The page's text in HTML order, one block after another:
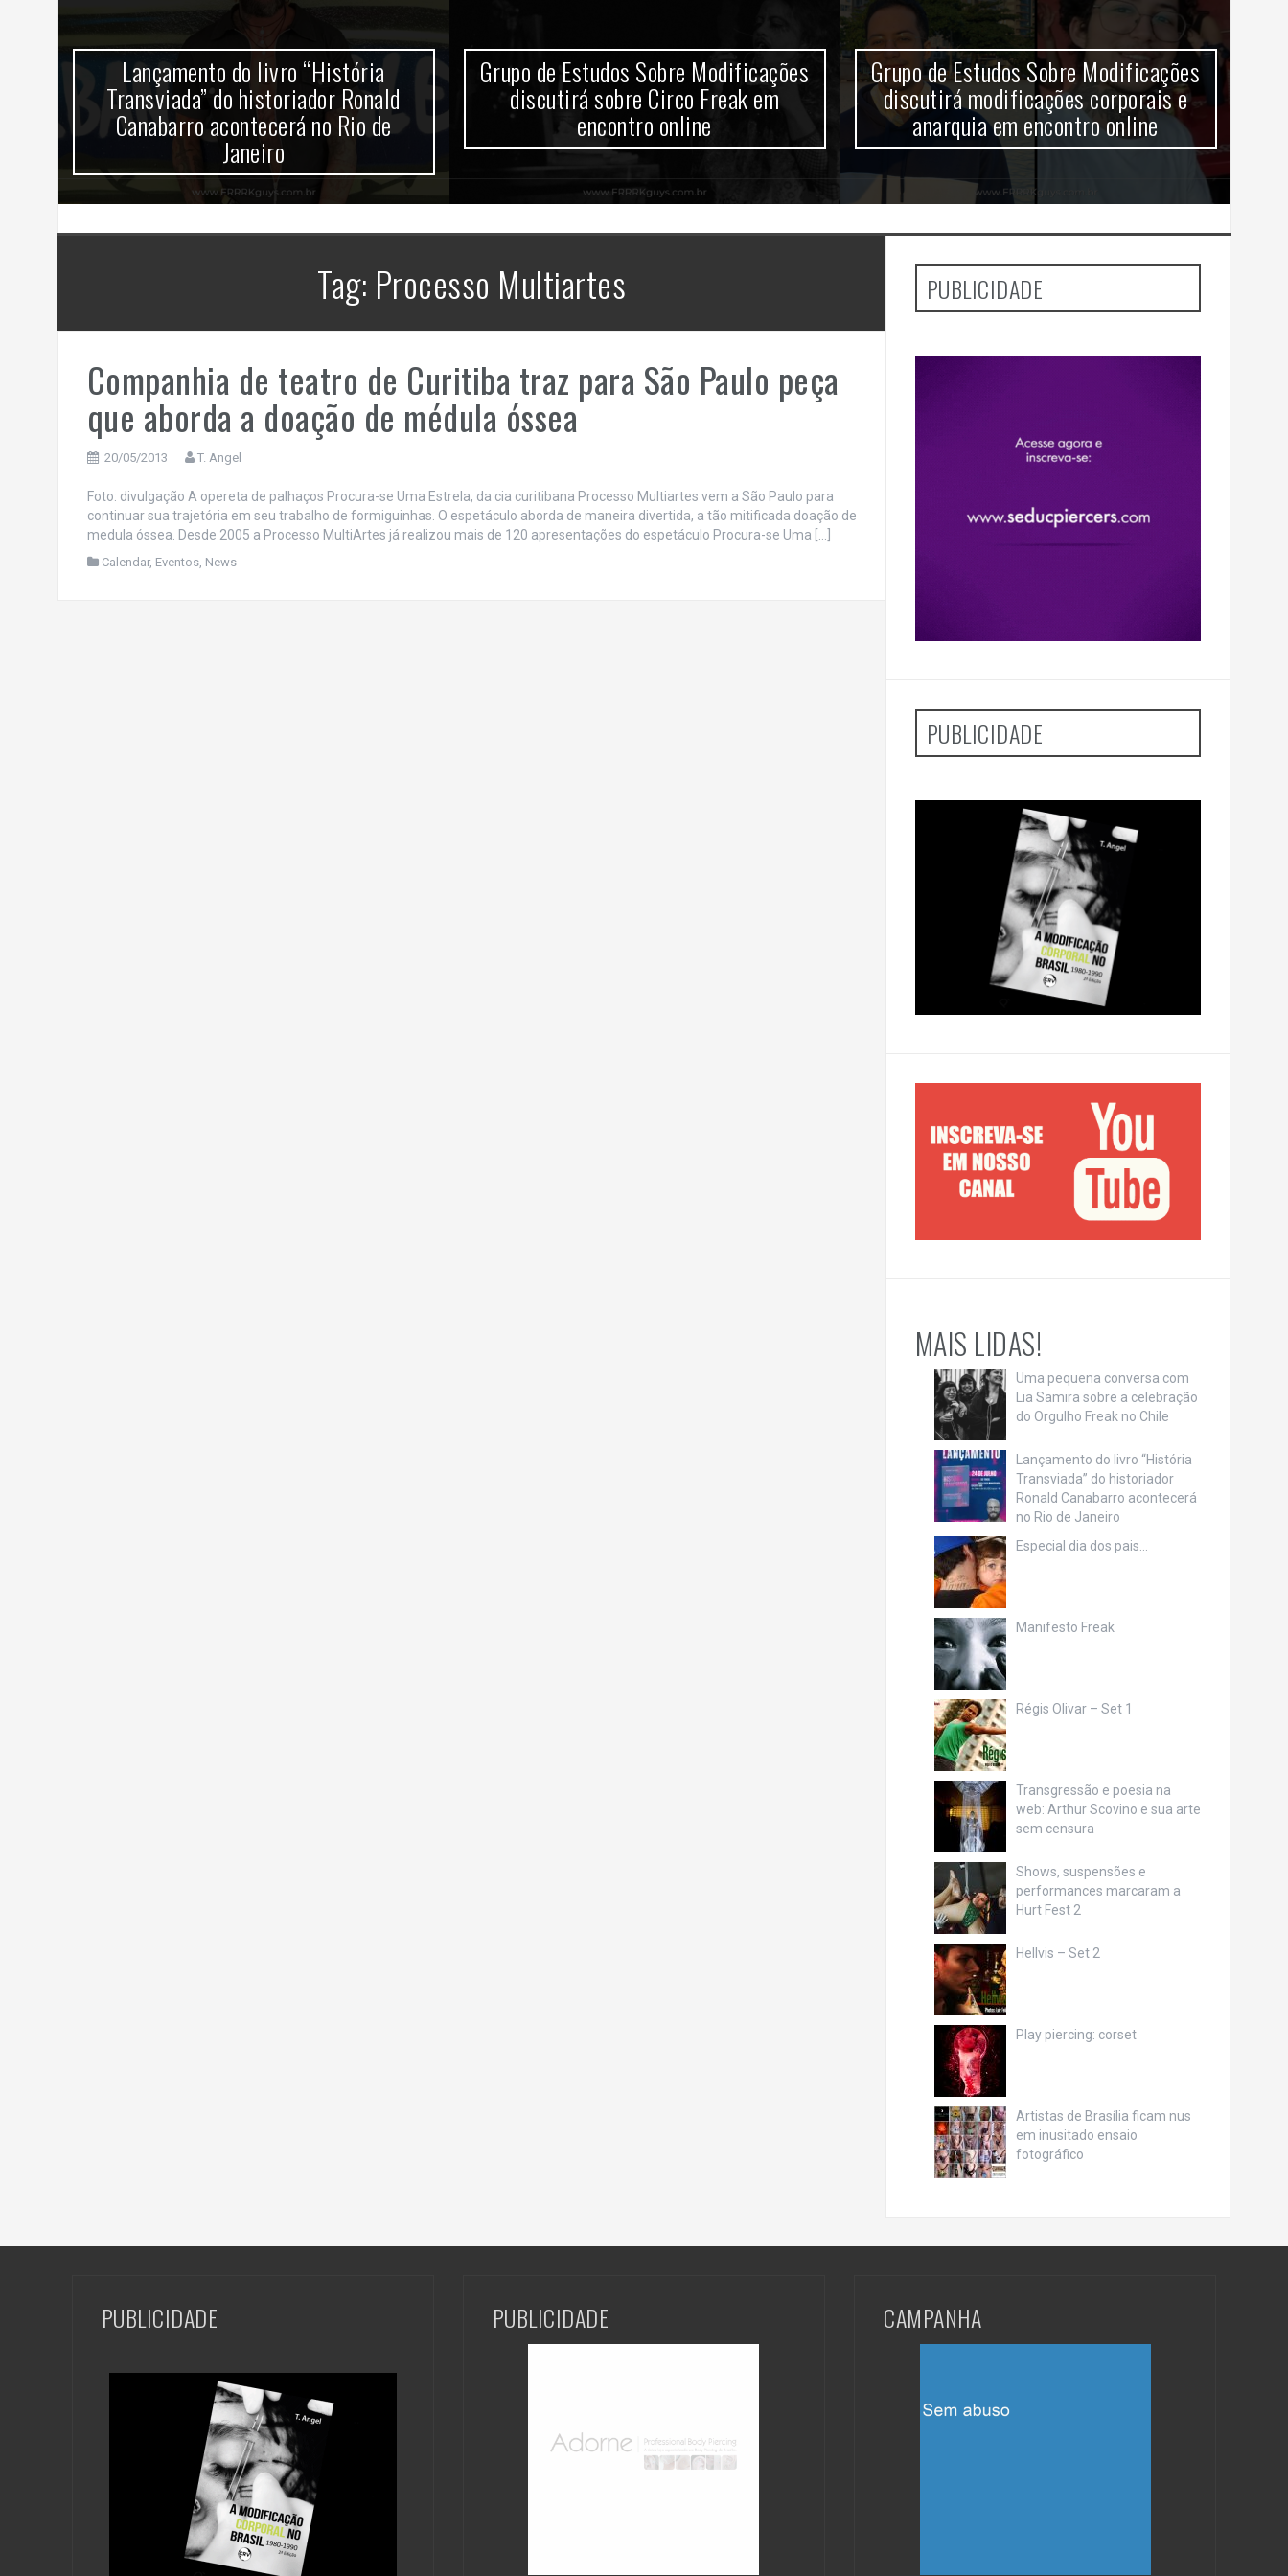
Lançamento do livro “História
Transviada” do historiador Ronald
Canabarro acontecerá no Rio de
Janeiro
Grupo de Estudos Sobre Modificações
discutirá sobre Circo Freak em
encontro online
Grupo de Estudos Sobre Modificações
discutirá modificações corporais e
anarquia em encontro online
Tag: Processo Multiartes
Companhia de teatro de Curitiba traz para São Paulo peça
que aborda a doação de médula óssea
20/05/2013 T. Angel
Foto: divulgação A opereta de palhaços Procura-se Uma Estrela, da cia curitibana Processo Multiartes vem a São Paulo para
continuar sua trajetória em seu trabalho de formiguinhas. O espetáculo aborda de maneira divertida, a tão mitificada doação de
medula óssea. Desde 2005 a Processo MultiArtes já realizou mais de 120 apresentações do espetáculo Procura-se Uma […]
Calendar, Eventos, News
PUBLICIDADE
PUBLICIDADE
MAIS LIDAS!
Uma pequena conversa com
Lia Samira sobre a celebração
do Orgulho Freak no Chile
Lançamento do livro “História
Transviada” do historiador
Ronald Canabarro acontecerá
no Rio de Janeiro
Especial dia dos pais…
Manifesto Freak
Régis Olivar – Set 1
Transgressão e poesia na
web: Arthur Scovino e sua arte
sem censura
Shows, suspensões e
performances marcaram a
Hurt Fest 2
Hellvis – Set 2
Play piercing: corset
Artistas de Brasília ficam nus
em inusitado ensaio
fotográfico
PUBLICIDADE PUBLICIDADE CAMPANHA